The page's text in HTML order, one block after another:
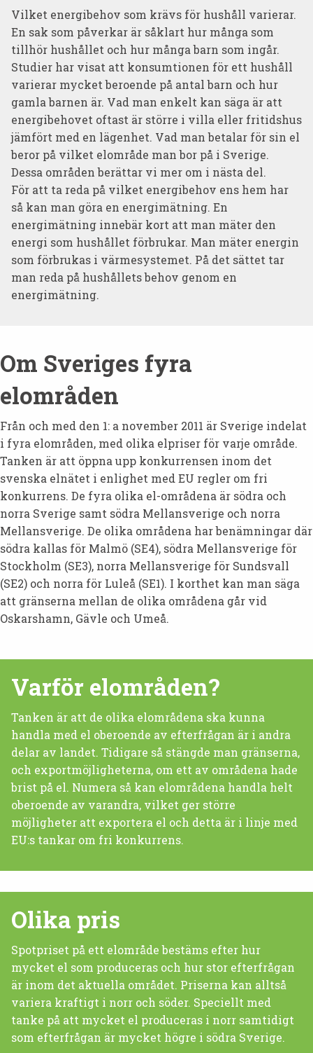
Vilket energibehov som krävs för hushåll varierar.
En sak som påverkar är såklart hur många som
tillhör hushållet och hur många barn som ingår.
Studier har visat att konsumtionen för ett hushåll
varierar mycket beroende på antal barn och hur
gamla barnen är. Vad man enkelt kan säga är att
energibehovet oftast är större i villa eller fritidshus
jämfört med en lägenhet. Vad man betalar för sin el
beror på vilket elområde man bor på i Sverige.
Dessa områden berättar vi mer om i nästa del.
För att ta reda på vilket energibehov ens hem har
så kan man göra en energimätning. En
energimätning innebär kort att man mäter den
energi som hushållet förbrukar. Man mäter energin
som förbrukas i värmesystemet. På det sättet tar
man reda på hushållets behov genom en
energimätning.
Om Sveriges fyra
elområden
Från och med den 1: a november 2011 är Sverige indelat
i fyra elområden, med olika elpriser för varje område.
Tanken är att öppna upp konkurrensen inom det
svenska elnätet i enlighet med EU regler om fri
konkurrens. De fyra olika el-områdena är södra och
norra Sverige samt södra Mellansverige och norra
Mellansverige. De olika områdena har benämningar där
södra kallas för Malmö (SE4), södra Mellansverige för
Stockholm (SE3), norra Mellansverige för Sundsvall
(SE2) och norra för Luleå (SE1). I korthet kan man säga
att gränserna mellan de olika områdena går vid
Oskarshamn, Gävle och Umeå.
Varför elområden?
Tanken är att de olika elområdena ska kunna
handla med el oberoende av efterfrågan är i andra
delar av landet. Tidigare så stängde man gränserna,
och exportmöjligheterna, om ett av områdena hade
brist på el. Numera så kan elområdena handla helt
oberoende av varandra, vilket ger större
möjligheter att exportera el och detta är i linje med
EU:s tankar om fri konkurrens.
Olika pris
Spotpriset på ett elområde bestäms efter hur
mycket el som produceras och hur stor efterfrågan
är inom det aktuella området. Priserna kan alltså
variera kraftigt i norr och söder. Speciellt med
tanke på att mycket el produceras i norr samtidigt
som efterfrågan är mycket högre i södra Sverige.